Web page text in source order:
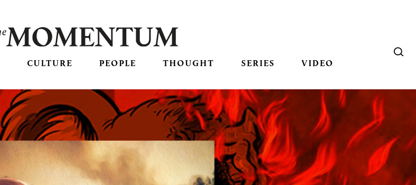
CULTURE PEOPLE THOUGHT SERIES VIDEO